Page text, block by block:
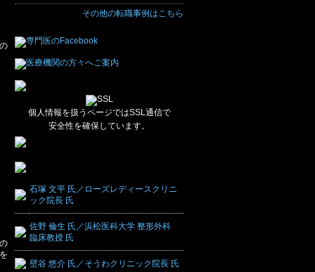
その他の転職事例はこちら
個人情報を扱うページではSSL通信で
安全性を確保しています。
石塚 文平 氏／ローズレディースクリニ
ック院長 氏
佐野 倫生 氏／浜松医科大学 整形外科
臨床教授 氏
壁谷 悠介 氏／そうわクリニック院長 氏